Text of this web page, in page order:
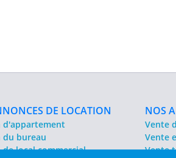
DE LOCATION
d'appartement
du bureau
local commercial
NOS
Vente
Vente
Vente